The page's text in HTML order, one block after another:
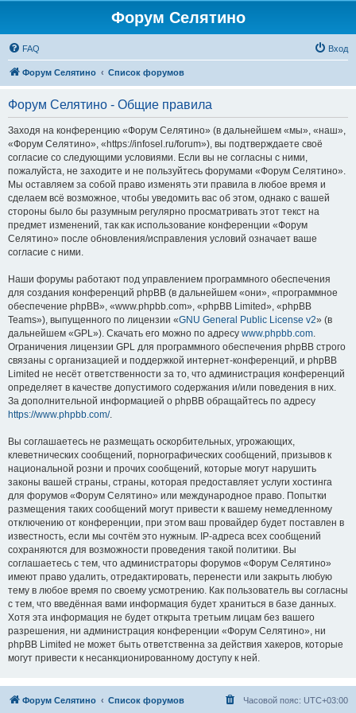
Форум Селятино
FAQ Вход
Форум Селятино Список форумов
Форум Селятино - Общие правила
Заходя на конференцию «Форум Селятино» (в дальнейшем «мы», «наш»,
«Форум Селятино», «https://infosel.ru/forum»), вы подтверждаете своё
согласие со следующими условиями. Если вы не согласны с ними,
пожалуйста, не заходите и не пользуйтесь форумами «Форум Селятино».
Мы оставляем за собой право изменять эти правила в любое время и
сделаем всё возможное, чтобы уведомить вас об этом, однако с вашей
стороны было бы разумным регулярно просматривать этот текст на
предмет изменений, так как использование конференции «Форум
Селятино» после обновления/исправления условий означает ваше
согласие с ними.
Наши форумы работают под управлением программного обеспечения
для создания конференций phpBB (в дальнейшем «они», «программное
обеспечение phpBB», «www.phpbb.com», «phpBB Limited», «phpBB
Teams»), выпущенного по лицензии «GNU General Public License v2» (в
дальнейшем «GPL»). Скачать его можно по адресу www.phpbb.com.
Ограничения лицензии GPL для программного обеспечения phpBB строго
связаны с организацией и поддержкой интернет-конференций, и phpBB
Limited не несёт ответственности за то, что администрация конференций
определяет в качестве допустимого содержания и/или поведения в них.
За дополнительной информацией о phpBB обращайтесь по адресу
https://www.phpbb.com/.
Вы соглашаетесь не размещать оскорбительных, угрожающих,
клеветнических сообщений, порнографических сообщений, призывов к
национальной розни и прочих сообщений, которые могут нарушить
законы вашей страны, страны, которая предоставляет услуги хостинга
для форумов «Форум Селятино» или международное право. Попытки
размещения таких сообщений могут привести к вашему немедленному
отключению от конференции, при этом ваш провайдер будет поставлен в
известность, если мы сочтём это нужным. IP-адреса всех сообщений
сохраняются для возможности проведения такой политики. Вы
соглашаетесь с тем, что администраторы форумов «Форум Селятино»
имеют право удалить, отредактировать, перенести или закрыть любую
тему в любое время по своему усмотрению. Как пользователь вы согласны
с тем, что введённая вами информация будет храниться в базе данных.
Хотя эта информация не будет открыта третьим лицам без вашего
разрешения, ни администрация конференции «Форум Селятино», ни
phpBB Limited не может быть ответственна за действия хакеров, которые
могут привести к несанкционированному доступу к ней.
Форум Селятино Список форумов Часовой пояс: UTC+03:00